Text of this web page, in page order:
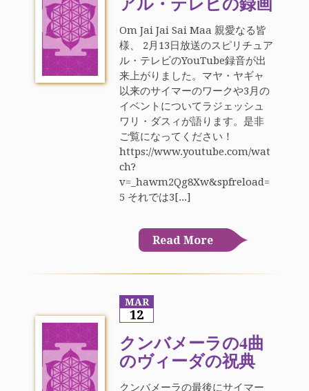
Om Jai Jai Sai Maa 親愛なる皆
様、 2月13日放送のスピリチュア
ル・テレビのYouTube録音が出
来上がりました。マヤ・ヤギャ
以来のサイマーのワークや3月の
イベントについてラジェッシュ
ワリ・ダスィが語ります。是非
ご覧になってください！
https://www.youtube.com/wat
ch?
v=_hawm2Qg8Xw&spfreload=
5 それでは3[...]
Read More
MAR
12
クンバメーラの4曲
のヴィーダの祝典
クンバメーラの最後にサイマー